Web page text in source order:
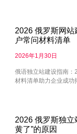
2026 俄罗斯网
户常问材料清单
2026年1月30日
俄语独立站建设指南：
材料清单助力企业成功
2026 俄罗斯独立
黄了”的原因